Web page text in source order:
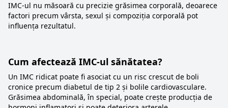
IMC-ul nu măsoară cu precizie grăsimea corporală, deoarece
factori precum vârsta, sexul și compoziția corporală pot
influența rezultatul.
Cum afectează IMC-ul sănătatea?
Un IMC ridicat poate fi asociat cu un risc crescut de boli
cronice precum diabetul de tip 2 și bolile cardiovasculare.
Grăsimea abdominală, în special, poate crește producția de